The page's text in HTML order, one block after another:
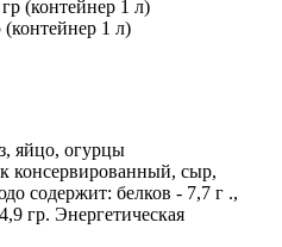
1 л)
яйцо, огурцы
консервированный, сыр,
содержит: белков - 7,7 г .,
гр. Энергетическая